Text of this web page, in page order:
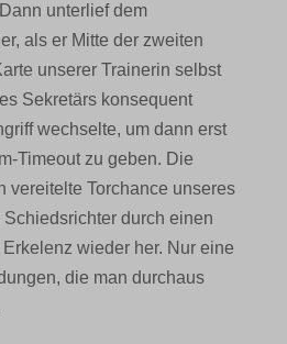
unterlief dem
als er Mitte der zweiten
unserer Trainerin selbst
Sekretärs konsequent
wechselte, um dann erst
Timeout zu geben. Die
vereitelte Torchance unseres
durch einen
wieder her. Nur eine
die man durchaus